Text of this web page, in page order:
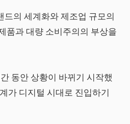
드의 세계화와 제조업 규모의
품과 대량 소비주의의 부상을
동안 상황이 바뀌기 시작했
가 디지털 시대로 진입하기